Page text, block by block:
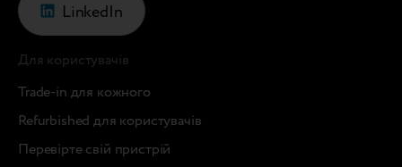
LinkedIn
Для користувачів
Trade-in для кожного
Refurbished для користувачів
Перевірте свій пристрій